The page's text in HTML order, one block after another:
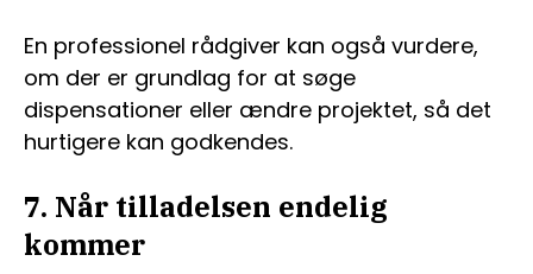
En professionel rådgiver kan også vurdere,
om der er grundlag for at søge
dispensationer eller ændre projektet, så det
hurtigere kan godkendes.
7. Når tilladelsen endelig
kommer